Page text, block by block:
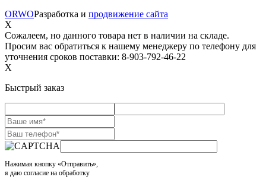
ORWOРазработка и продвижение сайта
X
Сожалеем, но данного товара нет в наличии на складе.
Просим вас обратиться к нашему менеджеру по телефону для
уточнения сроков поставки: 8-903-792-46-22
X
Быстрый заказ
Нажимая кнопку «Отправить»,
я даю согласие на обработку